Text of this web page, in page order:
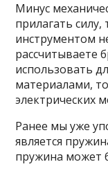
Минус
прилагать силу,
инструментом
рассчитываете
использовать
материалами,
электрических
Ранее мы уже
является
пружина может